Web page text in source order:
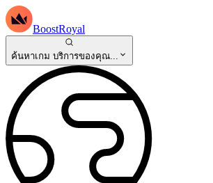
BoostRoyal
ค้นหาเกม บริการของคุณ...